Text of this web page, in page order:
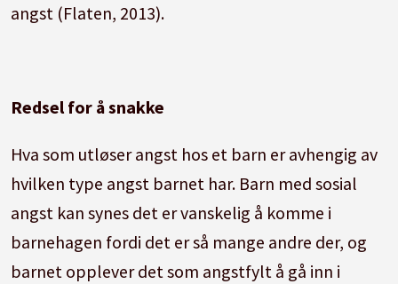
angst (Flaten, 2013).
Redsel for å snakke
Hva som utløser angst hos et barn er avhengig av
hvilken type angst barnet har. Barn med sosial
angst kan synes det er vanskelig å komme i
barnehagen fordi det er så mange andre der, og
barnet opplever det som angstfylt å gå inn i